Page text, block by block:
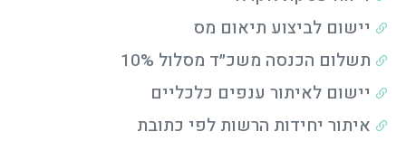
יישום לביצוע תיאום מס
תשלום הכנסה משכ״ד מסלול 10%
יישום לאיתור ענפים כלכליים
איתור יחידות הרשות לפי כתובת